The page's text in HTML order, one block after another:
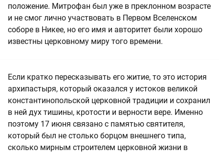
положение. Митрофан был уже в преклонном возрасте
и не смог лично участвовать в Первом Вселенском
соборе в Никее, но его имя и авторитет были хорошо
известны церковному миру того времени.
Если кратко пересказывать его житие, то это история
архипастыря, который оказался у истоков великой
константинопольской церковной традиции и сохранил
в ней дух тишины, кротости и верности вере. Именно
поэтому 17 июня связано с памятью святителя,
который был не столько борцом внешнего типа,
сколько мирным строителем церковной жизни в